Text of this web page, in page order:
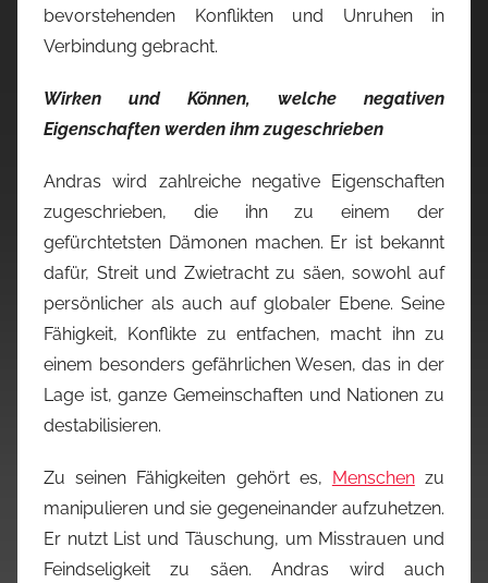
bevorstehenden Konflikten und Unruhen in
Verbindung gebracht.
Wirken und Können, welche negativen
Eigenschaften werden ihm zugeschrieben
Andras wird zahlreiche negative Eigenschaften
zugeschrieben, die ihn zu einem der
gefürchtetsten Dämonen machen. Er ist bekannt
dafür, Streit und Zwietracht zu säen, sowohl auf
persönlicher als auch auf globaler Ebene. Seine
Fähigkeit, Konflikte zu entfachen, macht ihn zu
einem besonders gefährlichen Wesen, das in der
Lage ist, ganze Gemeinschaften und Nationen zu
destabilisieren.
Zu seinen Fähigkeiten gehört es, Menschenzu
manipulieren und sie gegeneinander aufzuhetzen.
Er nutzt List und Täuschung, um Misstrauen und
Feindseligkeit zu säen. Andras wird auch